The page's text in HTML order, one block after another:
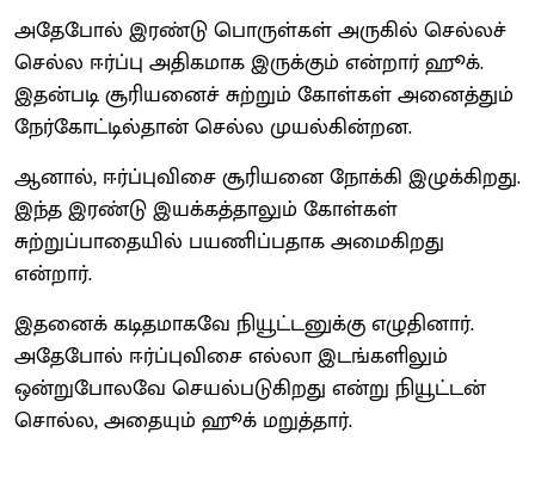
அதேபோல் இரண்டு பொருள்கள் அருகில் செல்லச்
செல்ல ஈர்ப்பு அதிகமாக இருக்கும் என்றார் ஹூக்.
இதன்படி சூரியனைச் சுற்றும் கோள்கள் அனைத்தும்
நேர்கோட்டில்தான் செல்ல முயல்கின்றன.
ஆனால், ஈர்ப்புவிசை சூரியனை நோக்கி இழுக்கிறது.
இந்த இரண்டு இயக்கத்தாலும் கோள்கள்
சுற்றுப்பாதையில் பயணிப்பதாக அமைகிறது
என்றார்.
இதனைக் கடிதமாகவே நியூட்டனுக்கு எழுதினார்.
அதேபோல் ஈர்ப்புவிசை எல்லா இடங்களிலும்
ஒன்றுபோலவே செயல்படுகிறது என்று நியூட்டன்
சொல்ல, அதையும் ஹூக் மறுத்தார்.